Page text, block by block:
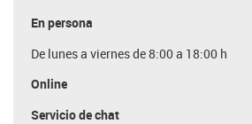
En persona
De lunes a viernes de 8:00 a 18:00 h
Online
Servicio de chat